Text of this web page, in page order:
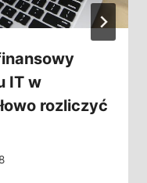
IT w
rozliczyć